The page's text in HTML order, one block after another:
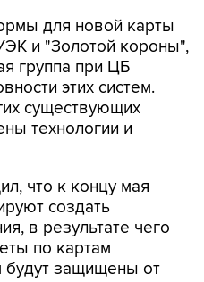
для новой карты
и "Золотой короны",
группа при ЦБ
этих систем.
существующих
технологии и
что к концу мая
создать
в результате чего
по картам
будут защищены от